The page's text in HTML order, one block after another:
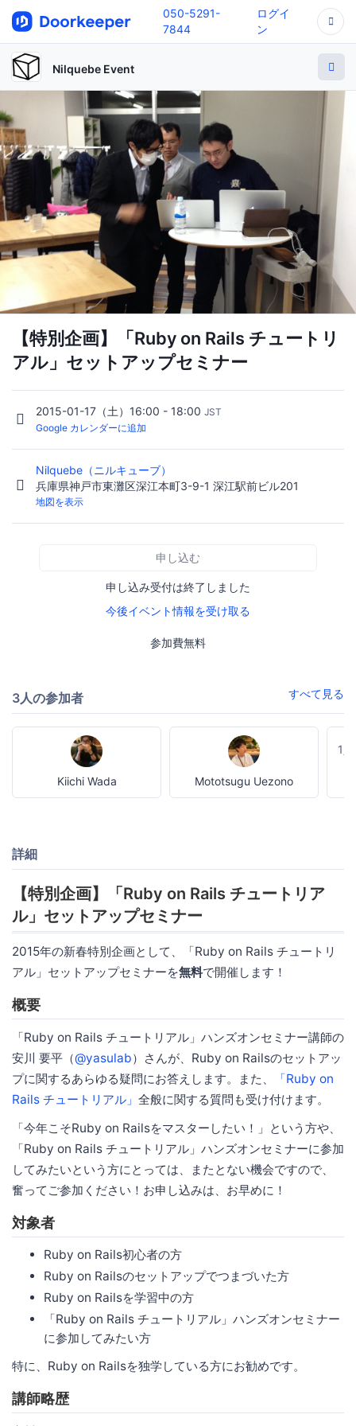
050-5291-
7844
ログイ
ン
Nilquebe Event
【特別企画】「Ruby on Rails チュートリ
アル」セットアップセミナー
2015-01-17（土）16:00 - 18:00 JST
Google カレンダーに追加
Nilquebe（ニルキューブ）
兵庫県神戸市東灘区深江本町3-9-1 深江駅前ビル201
地図を表示
申し込む
申し込み受付は終了しました
今後イベント情報を受け取る
参加費無料
3人の参加者 すべて見る
Kiichi Wada Mototsugu Uezono
1
詳細
【特別企画】「Ruby on Rails チュートリア
ル」セットアップセミナー
2015年の新春特別企画として、「Ruby on Rails チュートリ
アル」セットアップセミナーを無料で開催します！
概要
「Ruby on Rails チュートリアル」ハンズオンセミナー講師の
安川 要平（@yasulab）さんが、Ruby on Railsのセットアッ
プに関するあらゆる疑問にお答えします。また、
「Ruby on
Rails チュートリアル」 全般に関する質問も受け付けます。
「今年こそRuby on Railsをマスターしたい！」という方や、
「Ruby on Rails チュートリアル」ハンズオンセミナーに参加
してみたいという方にとっては、またとない機会ですので、
奮ってご参加ください！お申し込みは、お早めに！
対象者
Ruby on Rails初心者の方
Ruby on Railsのセットアップでつまづいた方
Ruby on Railsを学習中の方
「Ruby on Rails チュートリアル」ハンズオンセミナー
に参加してみたい方
特に、Ruby on Railsを独学している方にお勧めです。
講師略歴